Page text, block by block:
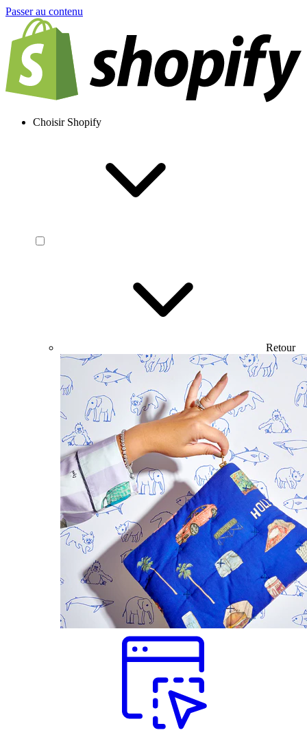
Passer au contenu
Choisir Shopify
Retour